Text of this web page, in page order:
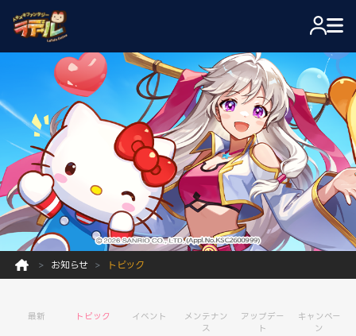
お知らせ トピック
最新 トピック イベント
メンテナン
ス
アップデー
ト
キャンペー
ン